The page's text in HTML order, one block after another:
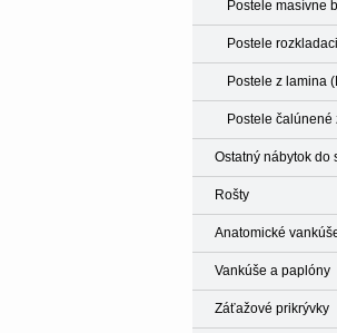
Postele masívne
Postele
Postele z lamina
Postele čalúnené
Ostatný nábytok do
Rošty
Anatomické
Vankúše a paplóny
Záťažové prikrývky